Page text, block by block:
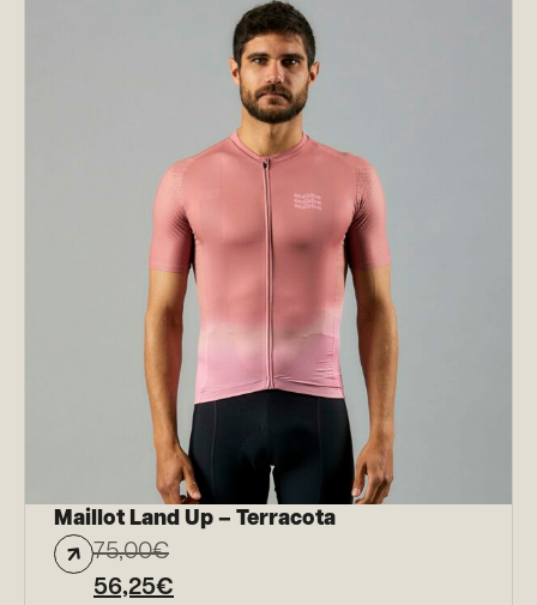
Maillot Land Up – Terracota
75,00€
56,25€